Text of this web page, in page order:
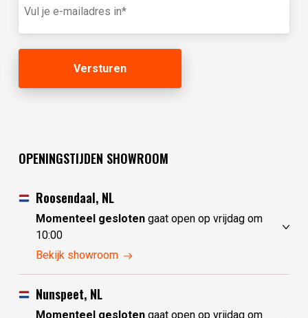
(optioneel)
mailadres
OPENINGSTIJDEN SHOWROOM
Roosendaal, NL
Momenteel geslotengaat open op vrijdag om
10:00
donderdag
vrijdag
10:00 - 17:30
zaterdag
zondag
10:00 - 17:30
Bekijk showroom
Nunspeet, NL
Momenteel geslotengaat open op vrijdag om